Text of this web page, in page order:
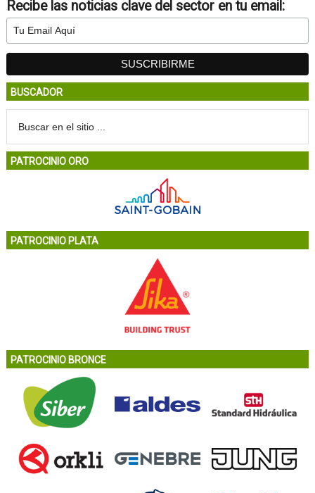
Recibe las noticias clave del sector en tu email:
BUSCADOR
PATROCINIO ORO
PATROCINIO PLATA
PATROCINIO BRONCE